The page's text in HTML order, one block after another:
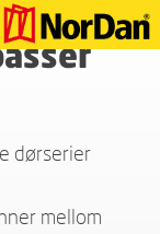
dørserier
mellom